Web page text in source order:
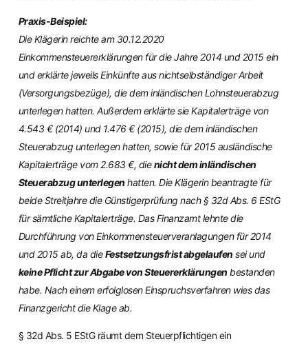
Praxis-Beispiel:
Die Klägerin reichte am 30.12.2020
Einkommensteuererklärungen für die Jahre 2014 und 2015 ein
und erklärte jeweils Einkünfte aus nichtselbständiger Arbeit
(Versorgungsbezüge), die dem inländischen Lohnsteuerabzug
unterlegen hatten. Außerdem erklärte sie Kapitalerträge von
4.543 € (2014) und 1.476 € (2015), die dem inländischen
Steuerabzug unterlegen hatten, sowie für 2015 ausländische
Kapitalerträge vom 2.683 €, dienicht dem inländischen
Steuerabzug unterlegen hatten. Die Klägerin beantragte für
beide Streitjahre die Günstigerprüfung nach § 32d Abs. 6 EStG
für sämtliche Kapitalerträge. Das Finanzamt lehnte die
Durchführung von Einkommensteuerveranlagungen für 2014
und 2015 ab, da dieFestsetzungsfrist abgelaufen sei und
keine Pflicht zur Abgabe von Steuererklärungen bestanden
habe. Nach einem erfolglosen Einspruchsverfahren wies das
Finanzgericht die Klage ab.
§ 32d Abs. 5 EStG räumt dem Steuerpflichtigen ein